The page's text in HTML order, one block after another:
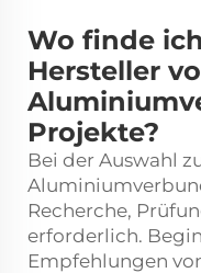
Wo finde
Hersteller
Projekte?
Bei der Auswahl
Recherche,
erforderlich.
Empfehlungen